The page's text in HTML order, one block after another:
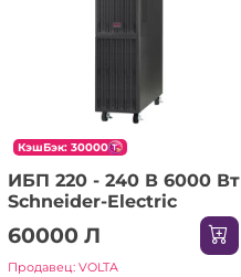
КэшБэк: 30000
ИБП 220 - 240 В 6000 Вт
Schneider-Electric
60000 Л
Продавец: VOLTA